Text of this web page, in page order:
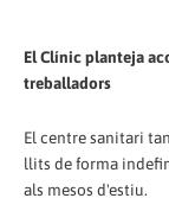
El Clínic planteja
treballadors
El centre sanitari
llits de forma
als mesos d'estiu.